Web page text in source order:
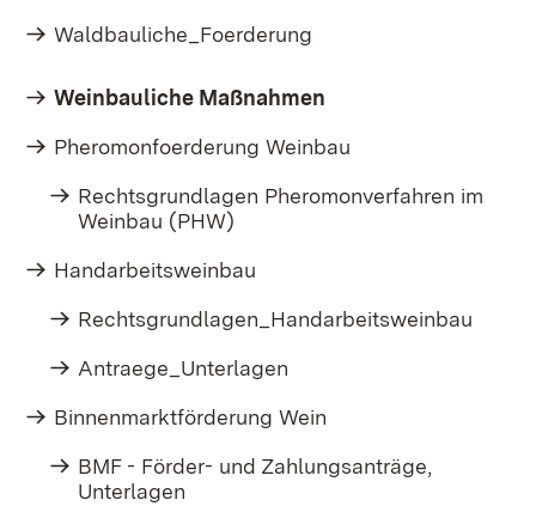
Waldbauliche_Foerderung
Weinbauliche Maßnahmen
Pheromonfoerderung Weinbau
Rechtsgrundlagen Pheromonverfahren im
Weinbau (PHW)
Handarbeitsweinbau
Rechtsgrundlagen_Handarbeitsweinbau
Antraege_Unterlagen
Binnenmarktförderung Wein
BMF - Förder- und Zahlungsanträge,
Unterlagen